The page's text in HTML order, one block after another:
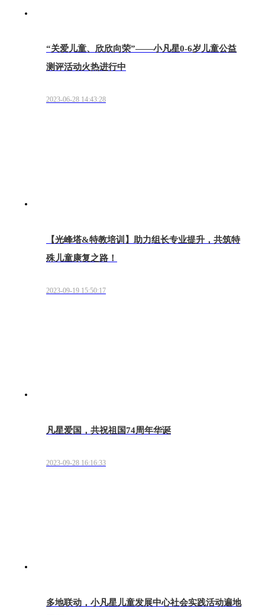
“关爱儿童、欣欣向荣”——小凡星0-6岁儿童公益
测评活动火热进行中
2023-06-28 14:43:28
【光峰塔&特教培训】助力组长专业提升，共筑特
殊儿童康复之路！
2023-09-19 15:50:17
凡星爱国，共祝祖国74周年华诞
2023-09-28 16:16:33
多地联动，小凡星儿童发展中心社会实践活动遍地